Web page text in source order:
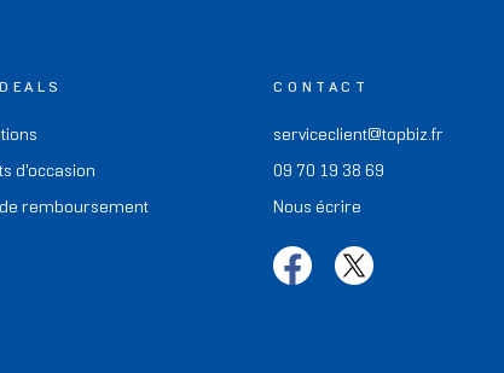
d'occasion
remboursement
CONTACT
serviceclient@topbiz.fr
09 70 19 38 69
Nous écrire